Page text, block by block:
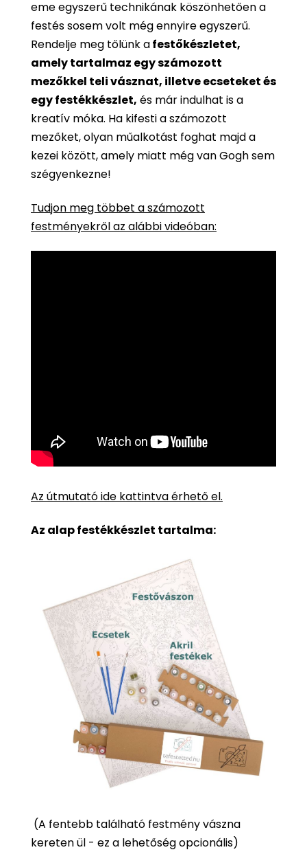
eme egyszerű technikának köszönhetően a
festés sosem volt még ennyire egyszerű.
Rendelje meg tőlünk afestőkészletet,
amely tartalmaz egy számozott
mezőkkel teli vásznat, illetve ecseteket és
egy festékkészlet, és már indulhat is a
kreatív móka. Ha kifesti a számozott
mezőket, olyan műalkotást foghat majd a
kezei között, amely miatt még van Gogh sem
szégyenkezne!
Tudjon meg többet a számozott
festményekről az alábbi videóban:
Az útmutató ide kattintva érhető el.
Az alap festékkészlet tartalma:
(A fentebb található festmény vászna
kereten ül - ez a lehetőség opcionális)